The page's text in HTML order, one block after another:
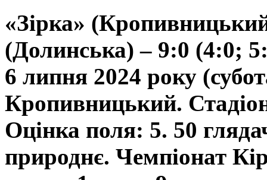
«Зірка»
(Долинська) – 9:0 (4:0;
6 липня 2024 року
Кропивницький.
Оцінка поля: 5. 50
природнє. Чемпіонат